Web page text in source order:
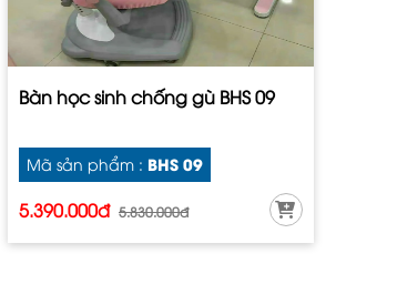
Bàn học sinh chống gù BHS 09
Mã sản phẩm : BHS 09
5.390.000đ 5.830.000đ